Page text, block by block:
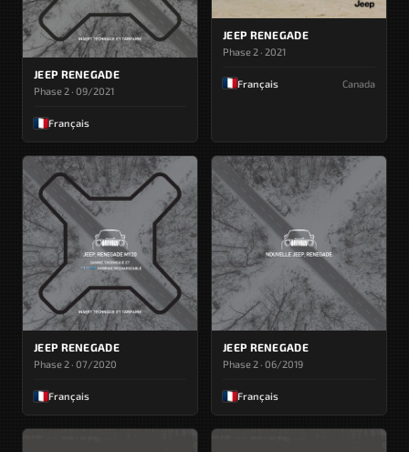
JEEP RENEGADE
Phase 2 · 09/2021
Français
JEEP RENEGADE
Phase 2 · 2021
Français Canada
JEEP RENEGADE
Phase 2 · 07/2020
Français
JEEP RENEGADE
Phase 2 · 06/2019
Français